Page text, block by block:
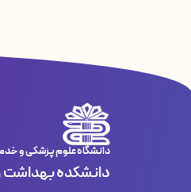
دانشگاه علوم پزشکی و
دانشکده بهداشت